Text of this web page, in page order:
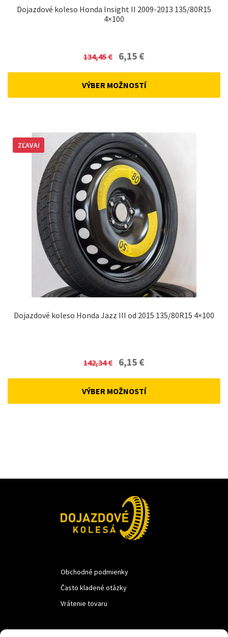
Dojazdové koleso Honda Insight II 2009-2013 135/80R15
4×100
134,45€ Original
was:
6,15 €
is:
VÝBER MOŽNOSTÍ
Dojazdové koleso Honda Jazz III od 2015 135/80R15 4×100
ZĽAVA!
142,34€ Original
was:
6,15 €
is:
VÝBER MOŽNOSTÍ
Obchodné podmienky
Často kladené otázky
Vrátenie tovaru